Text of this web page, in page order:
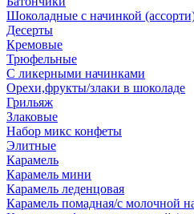
Шоколадные с начинкой
Десерты
Кремовые
Трюфельные
С ликерными начинками
Орехи,фрукты/злаки в шоколаде
Грильяж
Злаковые
Набор микс конфеты
Элитные
Карамель
Карамель мини
Карамель леденцовая
Карамель помадная/с молочной